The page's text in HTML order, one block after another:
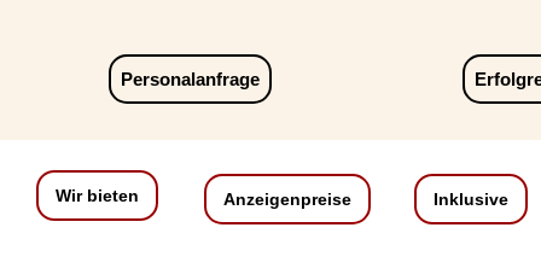
Personalanfrage
Wir bieten Anzeigenpreise Inklusive